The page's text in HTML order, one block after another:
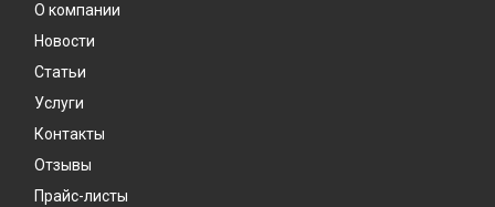
О компании
Новости
Статьи
Услуги
Контакты
Отзывы
Прайс-листы